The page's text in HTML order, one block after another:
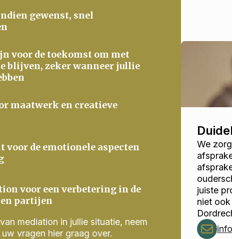
gewenst, snel
voor de toekomst om met
blijven, zeker wanneer jullie
maatwerk en creatieve
voor de emotionele aspecten
voor een verbetering in de
partijen
mediation in jullie situatie, neem
vragen hier graag over.
We
juiste
niet